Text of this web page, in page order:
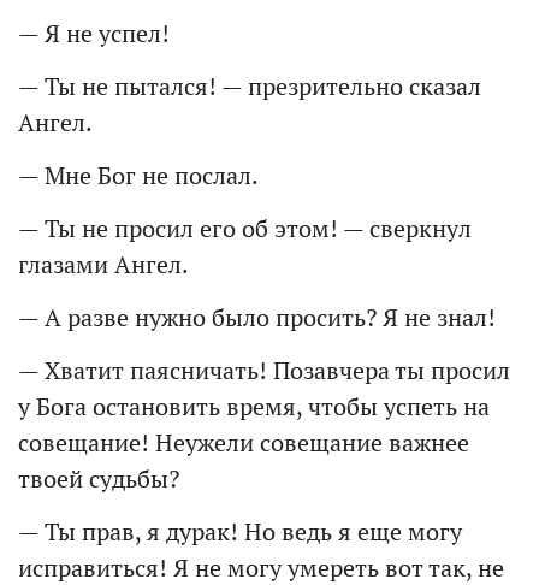
— Я не успел!
— Ты не пытался! — презрительно сказал
Ангел.
— Мне Бог не послал.
— Ты не просил его об этом! — сверкнул
глазами Ангел.
— А разве нужно было просить? Я не знал!
— Хватит паясничать! Позавчера ты просил
у Бога остановить время, чтобы успеть на
совещание! Неужели совещание важнее
твоей судьбы?
— Ты прав, я дурак! Но ведь я еще могу
исправиться! Я не могу умереть вот так, не